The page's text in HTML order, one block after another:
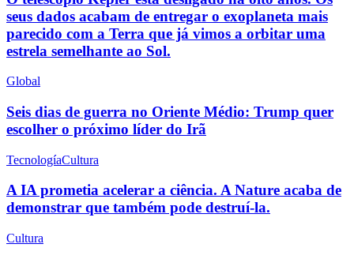
seus dados acabam de entregar o exoplaneta mais
parecido com a Terra que já vimos a orbitar uma
estrela semelhante ao Sol.
Global
Seis dias de guerra no Oriente Médio: Trump quer
escolher o próximo líder do Irã
TecnologíaCultura
A IA prometia acelerar a ciência. A Nature acaba de
demonstrar que também pode destruí-la.
Cultura